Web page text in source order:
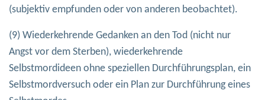
(subjektiv empfunden oder von anderen beobachtet).
(9) Wiederkehrende Gedanken an den Tod (nicht nur
Angst vor dem Sterben), wiederkehrende
Selbstmordideen ohne speziellen Durchführungsplan, ein
Selbstmordversuch oder ein Plan zur Durchführung eines